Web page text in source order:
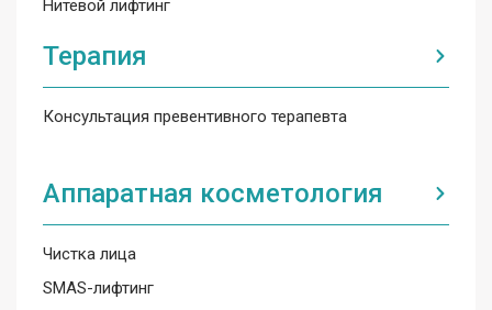
Нитевой лифтинг
Терапия
Консультация превентивного терапевта
Аппаратная косметология
Чистка лица
SMAS-лифтинг